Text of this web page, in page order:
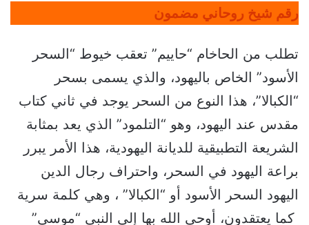
رقم شيخ روحاني مضمون
تطلب من الحاخام “حاييم” تعقب خيوط “السحر
الأسود” الخاص باليهود، والذي يسمى بسحر
“الكبالا”، هذا النوع من السحر يوجد في ثاني كتاب
مقدس عند اليهود، وهو “التلمود” الذي يعد بمثابة
الشريعة التطبيقية للديانة اليهودية، هذا الأمر يبرر
براعة اليهود في السحر، واحتراف رجال الدين
اليهود السحر الأسود أو “الكبالا” ، وهي كلمة سرية
كما يعتقدون، أوحى الله بها إلى النبي “موسى”